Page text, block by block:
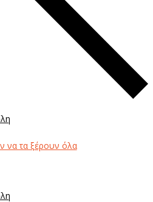
να τα ξέρουν όλα